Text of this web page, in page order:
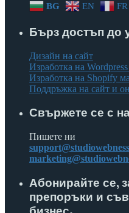
BG EN FR
Бърз достъп до
Дизайн на сайт
Изработка на
Изработка на Shopify
Поддръжка на сайт и
Свържете се с
Пишете ни
Абонирайте се,
препоръки и